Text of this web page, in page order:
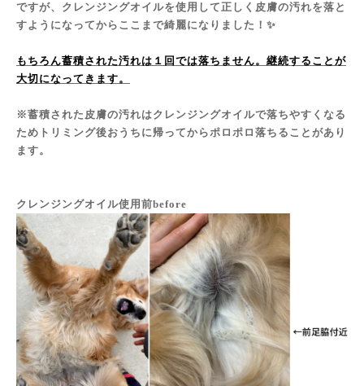
ですが、クレンジングオイルを使用して正しく皮膚の汚れを落と
すようになってからここまで綺麗になりました！✨
もちろん蓄積された汚れは１回では落ちません。継続することが
大切になってきます。
※蓄積された皮膚の汚れはクレンジングオイルで落ちやすくなる
ためトリミング後おうちに帰ってからポロポロ落ちることがあり
ます。
クレンジングオイル使用前before